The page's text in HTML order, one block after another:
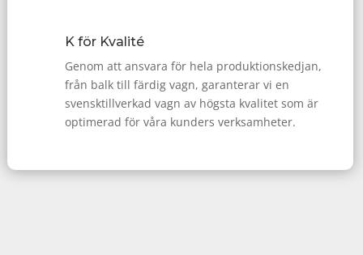
K för Kvalité
Genom att ansvara för hela produktionskedjan,
från balk till färdig vagn, garanterar vi en
svensktillverkad vagn av högsta kvalitet som är
optimerad för våra kunders verksamheter.